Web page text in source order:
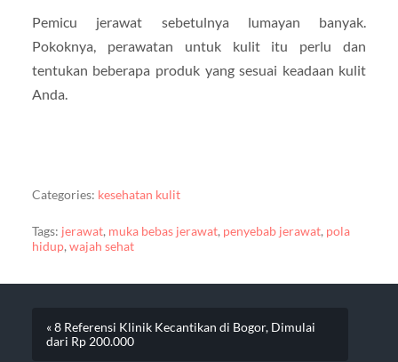
Pemicu jerawat sebetulnya lumayan banyak.
Pokoknya, perawatan untuk kulit itu perlu dan
tentukan beberapa produk yang sesuai keadaan kulit
Anda.
Categories: kesehatan kulit
Tags: jerawat, muka bebas jerawat, penyebab jerawat, pola
hidup, wajah sehat
« 8 Referensi Klinik Kecantikan di Bogor, Dimulai
dari Rp 200.000